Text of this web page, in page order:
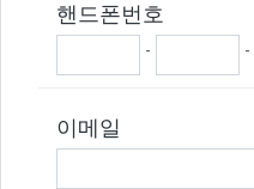
핸드폰번호
- -
이메일